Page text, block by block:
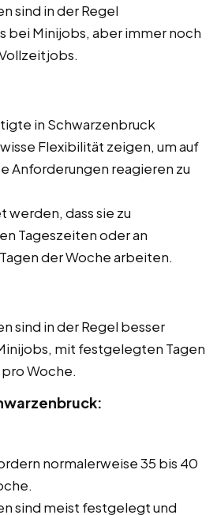
sind in der Regel
bei Minijobs, aber immer noch
in Schwarzenbruck
Flexibilität zeigen, um auf
Anforderungen reagieren zu
werden, dass sie zu
Tageszeiten oder an
der Woche arbeiten.
sind in der Regel besser
mit festgelegten Tagen
Woche.
normalerweise 35 bis 40
sind meist festgelegt und